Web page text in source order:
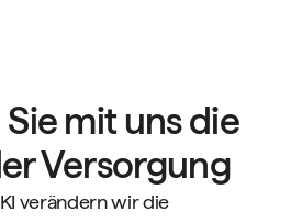
mit uns die
Versorgung
verändern wir die